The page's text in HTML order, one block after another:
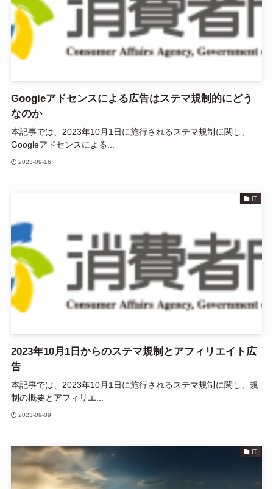
Googleアドセンスによる広告はステマ規制的にどう
なのか
本記事では、2023年10月1日に施行されるステマ規制に関し、
Googleアドセンスによる...
2023-09-16
IT
2023年10月1日からのステマ規制とアフィリエイト広
告
本記事では、2023年10月1日に施行されるステマ規制に関し、規
制の概要とアフィリエ...
2023-09-09
IT